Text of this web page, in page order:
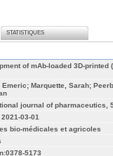
STATISTIQUES
of mAb-loaded 3D-
Emeric; Marquette, Sarah;
journal of pharmaceutics,
03-01
bio-médicales et agricoles
5173